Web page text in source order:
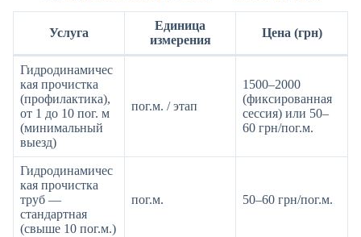
Услуга
Единица
измерения
Цена (грн)
Гидродинамичес
кая прочистка
(профилактика),
от 1 до 10 пог. м
(минимальный
выезд)
пог.м. / этап
1500–2000
(фиксированная
сессия) или 50–
60 грн/пог.м.
Гидродинамичес
кая прочистка
труб —
стандартная
(свыше 10 пог.м.)
пог.м. 50–60 грн/пог.м.